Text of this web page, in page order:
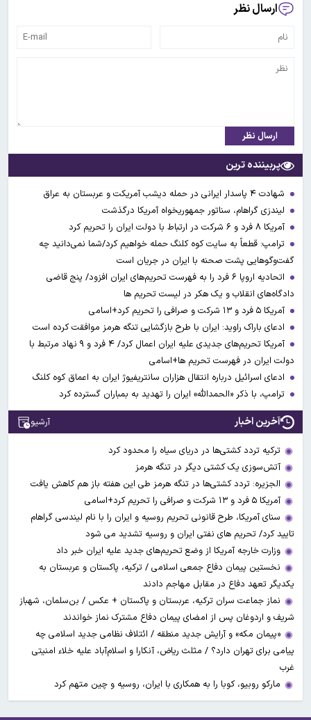
ارسال نظر
ارسال نظر
پربیننده ترین
شهادت ۴ پاسدار ایرانی در حمله دیشب آمریکت و عربستان به عراق
لیندزی گراهام، سناتور جمهوریخواه آمریکا درگذشت
آمریکا ۸ فرد و ۶ شرکت در ارتباط با دولت ایران را تحریم کرد
ترامپ: قطعاً به سایت کوه کلنگ حمله خواهیم کرد/شما نمی‌دانید چه
گفت‌وگوهایی پشت صحنه با ایران در جریان است
اتحادیه اروپا ۶ فرد را به فهرست تحریم‌های ایران افزود/ پنج قاضی
دادگاه‌های انقلاب و یک هکر در لیست تحریم ها
آمریکا ۵ فرد و ۱۳ شرکت و صرافی را تحریم کرد+اسامی
ادعای باراک راوید: ایران با طرح بازگشایی تنگه هرمز موافقت کرده است
آمریکا تحریم‌های جدیدی علیه ایران اعمال کرد/ ۴ فرد و ۹ نهاد مرتبط با
دولت ایران در فهرست تحریم ها+اسامی
ادعای اسرائیل درباره انتقال هزاران سانتریفیوژ ایران به اعماق کوه کلنگ
ترامپ، با ذکر «الحمدالله» ایران را تهدید به بمباران گسترده کرد
آخرین اخبار آرشیو
ترکیه تردد کشتی‌ها در دریای سیاه را محدود کرد
آتش‌سوزی یک کشتی دیگر در تنگه هرمز
الجزیره: تردد کشتی‌ها در تنگه هرمز طی این هفته باز هم کاهش یافت
آمریکا ۵ فرد و ۱۳ شرکت و صرافی را تحریم کرد+اسامی
سنای آمریکا، طرح قانونی تحریم روسیه و ایران را با نام لیندسی گراهام
تایید کرد/ تحریم های نفتی ایران و روسیه تشدید می شود
وزارت خارجه آمریکا از وضع تحریم‌های جدید علیه ایران خبر داد
نخستین پیمان دفاع جمعی اسلامی / ترکیه، پاکستان و عربستان به
یکدیگر تعهد دفاع در مقابل مهاجم دادند
نماز جماعت سران ترکیه، عربستان و پاکستان + عکس / بن‌سلمان، شهباز
شریف و اردوغان پس از امضای پیمان دفاع مشترک نماز خواندند
«پیمان مکه» و آرایش جدید منطقه / ائتلاف نظامی جدید اسلامی چه
پیامی برای تهران دارد؟ / مثلث ریاض، آنکارا و اسلام‌آباد علیه خلاء امنیتی
غرب
مارکو روبیو، کوبا را به همکاری با ایران، روسیه و چین متهم کرد